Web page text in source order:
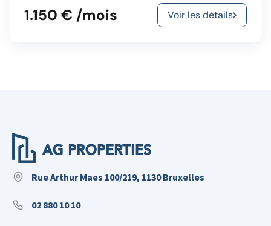
1.150 € /mois Voir les détails
Rue Arthur Maes 100/219, 1130 Bruxelles
02 880 10 10